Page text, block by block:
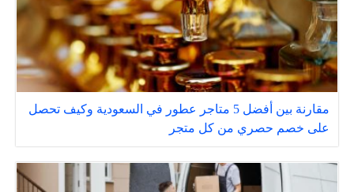
مقارنة بين أفضل 5 متاجر عطور في السعودية وكيف تحصل
على خصم حصري من كل متجر